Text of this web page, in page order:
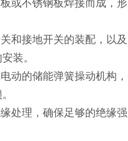
和接地开关的装配，以及
装。
动的储能弹簧操动机构，
处理，确保足够的绝缘强